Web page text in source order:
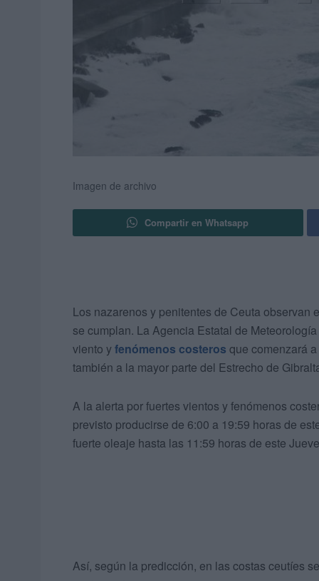
Imagen de archivo
Compartir en Whatsapp
Los nazarenos y penitentes de Ceuta
se cumplan. La Agencia Estatal de Meteorología
viento yfenómenos costeros que comenzará
también a la mayor parte del Estrecho de
A la alerta por fuertes vientos y fenómenos
previsto producirse de 6:00 a 19:59 horas de
fuerte oleaje hasta las 11:59 horas de este
Así, según la predicción, en las costas ceutíes